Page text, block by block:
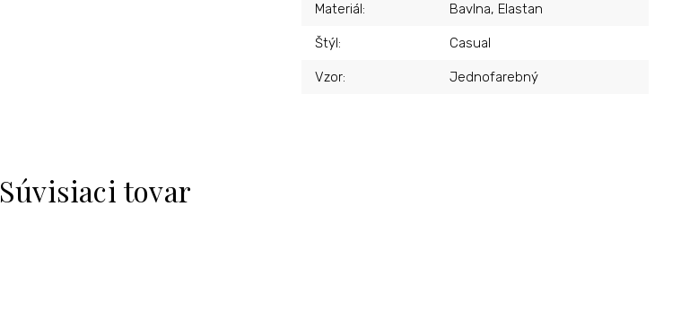
Súvisiaci tovar
Materiál: Bavlna, Elastan
Štýl: Casual
Vzor: Jednofarebný